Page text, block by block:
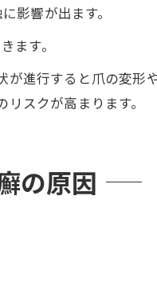
影響が出ます。
ます。
進行すると爪の変
スクが高まります。
の原因